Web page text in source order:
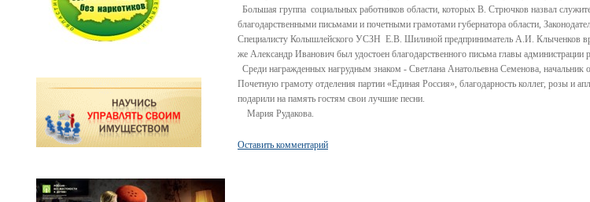
Большая группа социальных работников области, которых В. Стрючков назвал
благодарственными письмами и почетными грамотами губернатора области,
Специалисту Колышлейского УСЗН Е.В. Шилиной предприниматель А.И. Клыченков
же Александр Иванович был удостоен благодарственного письма главы администрации
Среди награжденных нагрудным знаком - Светлана Анатольевна Семенова,
Почетную грамоту отделения партии «Единая Россия», благодарность коллег, розы и
подарили на память гостям свои лучшие песни.
Мария Рудакова.
Оставить комментарий